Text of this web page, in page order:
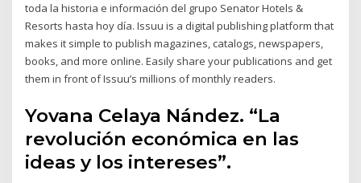
toda la historia e información del grupo Senator Hotels &
Resorts hasta hoy día. Issuu is a digital publishing platform that
makes it simple to publish magazines, catalogs, newspapers,
books, and more online. Easily share your publications and get
them in front of Issuu’s millions of monthly readers.
Yovana Celaya Nández. “La
revolución económica en las
ideas y los intereses”.